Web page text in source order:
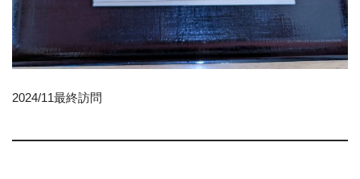
2024/11最終訪問